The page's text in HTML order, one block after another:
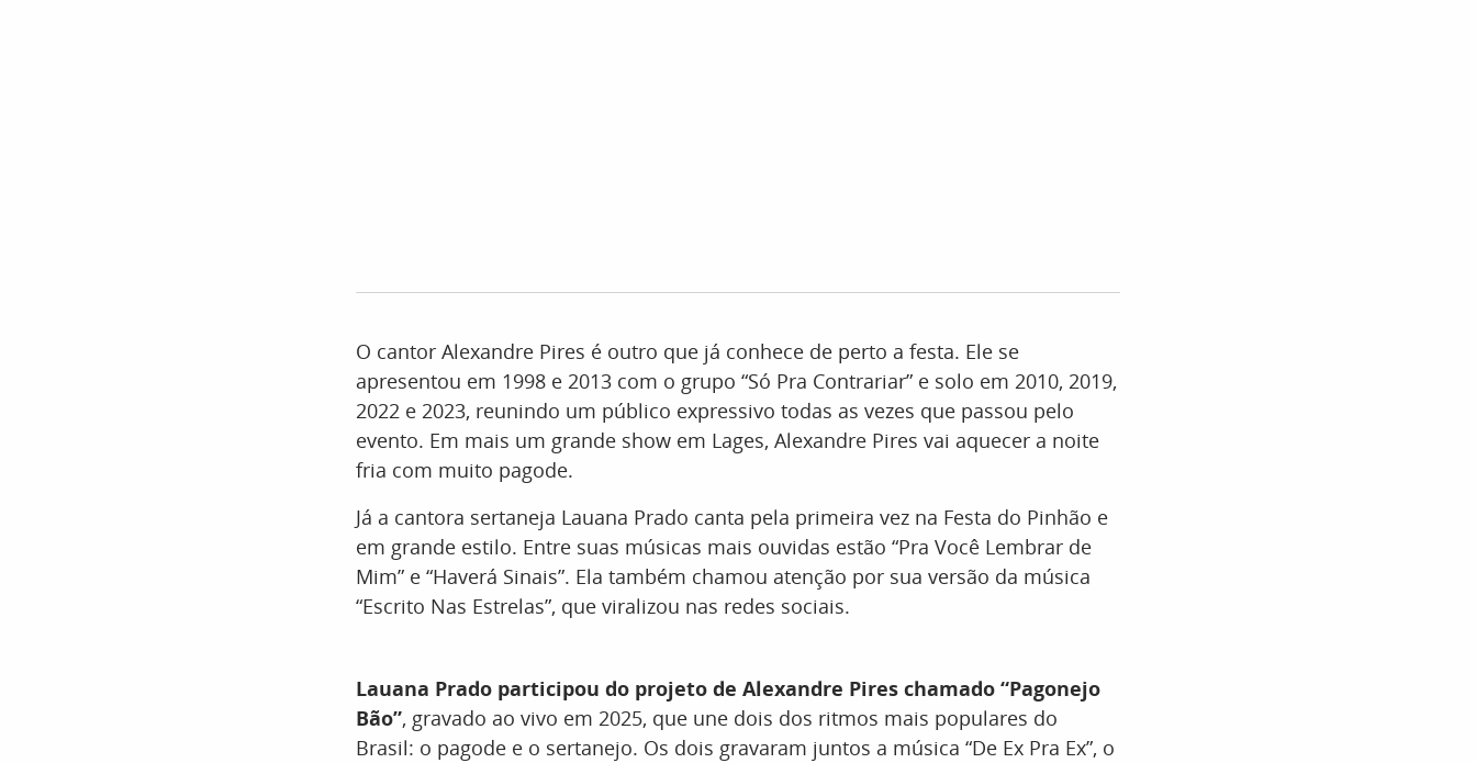
O cantor Alexandre Pires é outro que já conhece de perto a festa. Ele se
apresentou em 1998 e 2013 com o grupo “Só Pra Contrariar” e solo em 2010, 2019,
2022 e 2023, reunindo um público expressivo todas as vezes que passou pelo
evento. Em mais um grande show em Lages, Alexandre Pires vai aquecer a noite
fria com muito pagode.
Já a cantora sertaneja Lauana Prado canta pela primeira vez na Festa do Pinhão e
em grande estilo. Entre suas músicas mais ouvidas estão “Pra Você Lembrar de
Mim” e “Haverá Sinais”. Ela também chamou atenção por sua versão da música
“Escrito Nas Estrelas”, que viralizou nas redes sociais.
Lauana Prado participou do projeto de Alexandre Pires chamado “Pagonejo
Bão”, gravado ao vivo em 2025, que une dois dos ritmos mais populares do
Brasil: o pagode e o sertanejo. Os dois gravaram juntos a música “De Ex Pra Ex”, o